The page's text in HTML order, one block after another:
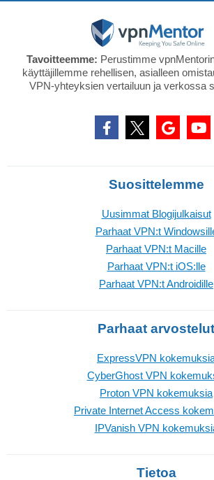
Tavoitteemme: Perustimme
käyttäjillemme rehellisen, asialleen
VPN-yhteyksien vertailuun ja verkossa
Suosittelemme
Uusimmat Blogijulkaisut
Parhaat VPN:t
Parhaat VPN:t Macille
Parhaat VPN:t iOS:lle
Parhaat VPN:t Androidille
Parhaat arvostelut
ExpressVPN
CyberGhost VPN
Proton VPN kokemuksia
Private Internet Access
IPVanish VPN
Tietoa